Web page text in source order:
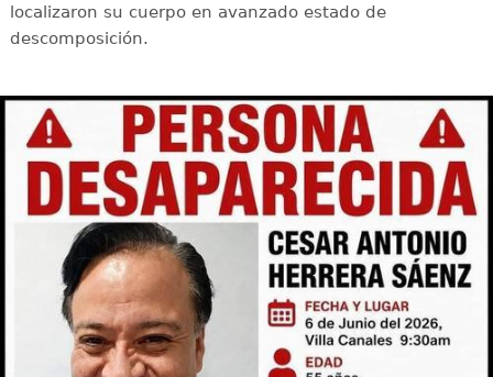
localizaron su cuerpo en avanzado estado de
descomposición.